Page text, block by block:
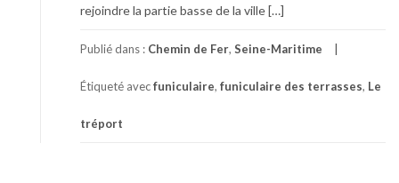
rejoindre la partie basse de la ville […]
Publié dans : Chemin de Fer, Seine-Maritime
Étiqueté avecfuniculaire, funiculaire des terrasses, Le
tréport